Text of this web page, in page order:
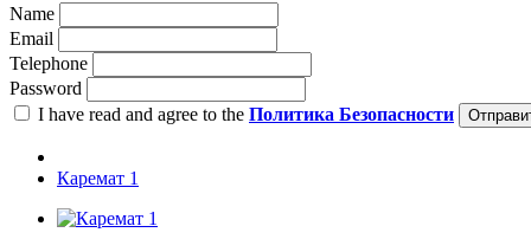
Name
Email
Telephone
Password
I have read and agree to the Политика Безопасности
Каремат 1